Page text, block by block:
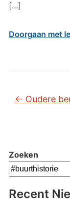
Zoeken
Recent
[…]
Doorgaan met
Bericht
← Oudere